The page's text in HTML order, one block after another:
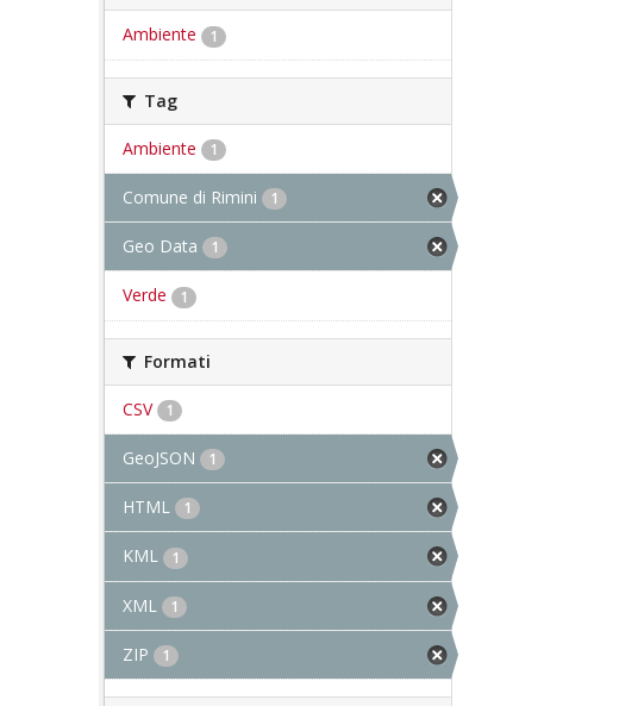
Ambiente 1
Tag
Ambiente 1
Comune di Rimini 1
Geo Data 1
Verde 1
Formati
CSV 1
GeoJSON 1
HTML 1
KML 1
XML 1
ZIP 1